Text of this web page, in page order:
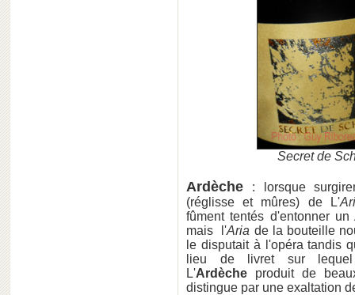
Secret de
Ardèche
: lorsque
(réglisse et mûres) de L'
fûment tentés d'entonner
mais l'Aria de la bouteille
le disputait à l'opéra tandis
lieu de livret sur
L'Ardèche produit de
distingue par une exaltation